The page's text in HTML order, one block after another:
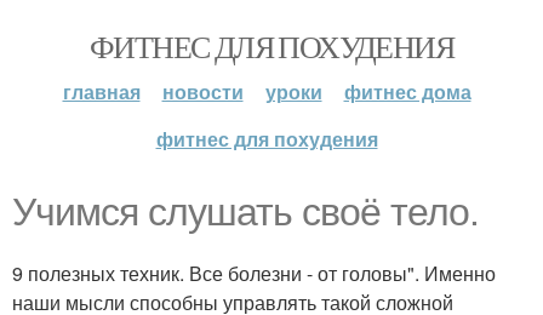
ФИТНЕС ДЛЯ ПОХУДЕНИЯ
главная новости уроки
фитнес дома
фитнес для похудения
Учимся слушать своё тело.
9 полезных техник. Все болезни - от головы". Именно
наши мысли способны управлять такой сложной